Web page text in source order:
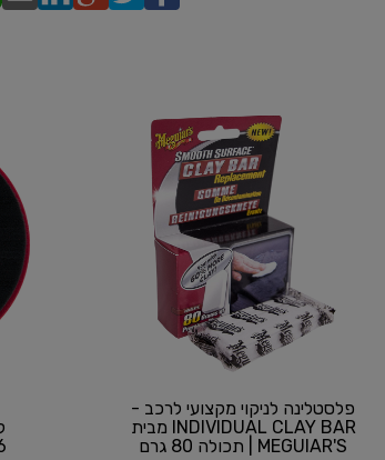
פלסטלינה לניקוי מקצועי לרכב -
INDIVIDUAL CLAY BAR מבית
MEGUIAR'S | תכולה 80 גרם